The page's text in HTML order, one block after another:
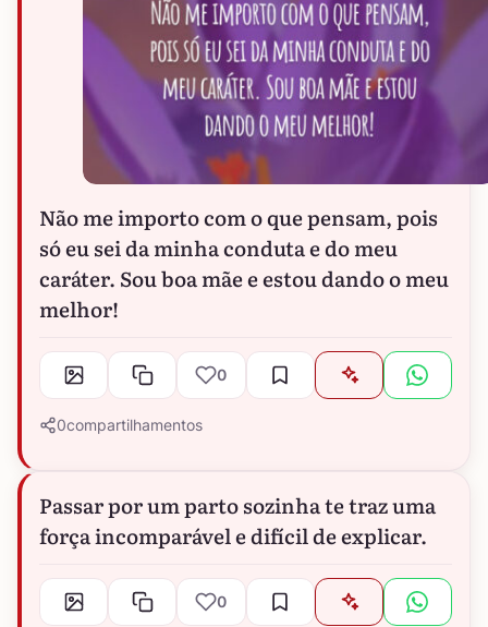
Não me importo com o que pensam, pois
só eu sei da minha conduta e do meu
caráter. Sou boa mãe e estou dando o meu
melhor!
0
0compartilhamentos
Passar por um parto sozinha te traz uma
força incomparável e difícil de explicar.
0